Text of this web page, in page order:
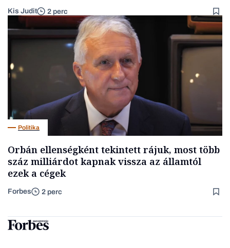
Kis Judit 2 perc
Politika
Orbán ellenségként tekintett rájuk, most több
száz milliárdot kapnak vissza az államtól
ezek a cégek
Forbes 2 perc